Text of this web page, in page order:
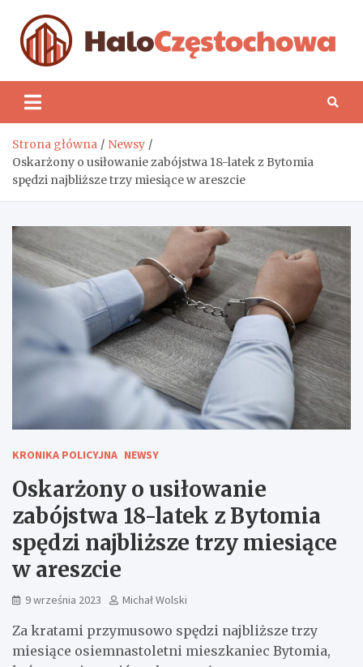
content
Strona główna
Newsy
Oskarżony o usiłowanie zabójstwa 18-latek z Bytomia
spędzi najbliższe trzy miesiące w areszcie
KRONIKA POLICYJNA NEWSY
Oskarżony o usiłowanie
zabójstwa 18-latek z Bytomia
spędzi najbliższe trzy miesiące
w areszcie
9 września 2023 Michał Wolski
Za kratami przymusowo spędzi najbliższe trzy
miesiące osiemnastoletni mieszkaniec Bytomia,